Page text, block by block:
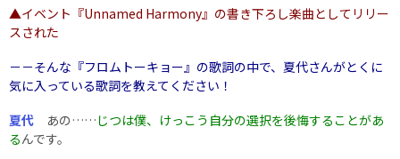
▲イベント『Unnamed Harmony』の書き下ろし楽曲としてリリー
スされた
－－そんな『フロムトーキョー』の歌詞の中で、夏代さんがとくに
気に入っている歌詞を教えてください！
夏代 あの…… じつは僕、けっこう自分の選択を後悔することがあ
るんです。